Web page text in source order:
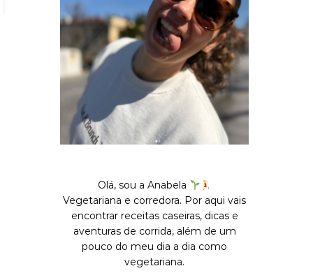
Olá, sou a Anabela
Vegetariana e corredora. Por aqui vais
encontrar receitas caseiras, dicas e
aventuras de corrida, além de um
pouco do meu dia a dia como
vegetariana.